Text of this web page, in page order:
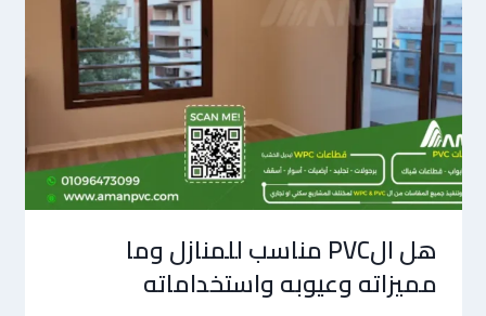
هل الPVC مناسب للمنازل وما
مميزاته وعيوبه واستخداماته